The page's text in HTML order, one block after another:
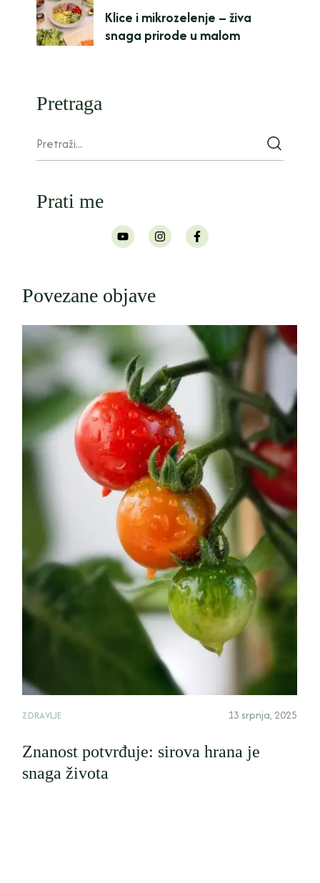
Klice i mikrozelenje – živa
snaga prirode u malom
Pretraga
Prati me
Povezane objave
ZDRAVLJE 13 srpnja, 2025
Znanost potvrđuje: sirova hrana je
snaga života